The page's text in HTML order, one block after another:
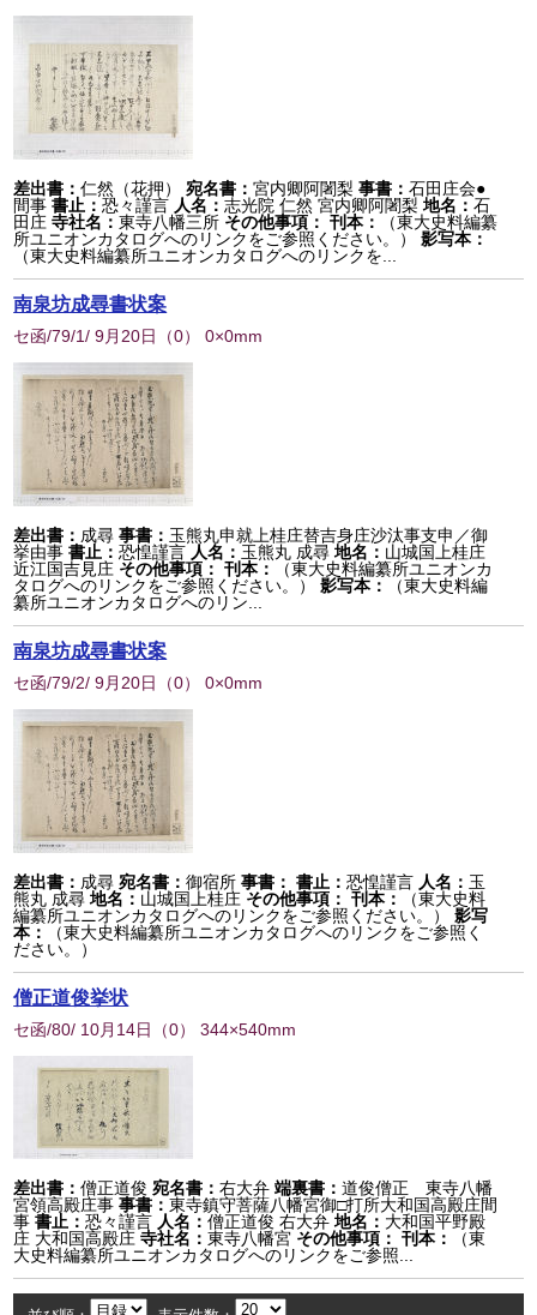
差出書：仁然（花押） 宛名書：宮内卿阿闍梨 事書：石田庄会●
間事書止：恐々謹言 人名：志光院 仁然 宮内卿阿闍梨 地名：石
田庄 寺社名：東寺八幡三所 その他事項： 刊本：
（東大史料編纂
所ユニオンカタログへのリンクをご参照ください。）
影写本：
（東大史料編纂所ユニオンカタログへのリンクを...
南泉坊成尋書状案
セ函/79/1/ 9月20日 （0） 0×0mm
差出書： 成尋 事書： 玉熊丸申就上桂庄替吉身庄沙汰事支申／御
挙由事書止：恐惶謹言 人名： 玉熊丸 成尋 地名： 山城国上桂庄
近江国吉見庄 その他事項： 刊本：
（東大史料編纂所ユニオンカ
タログへのリンクをご参照ください。）
影写本：
（東大史料編
纂所ユニオンカタログへのリン...
南泉坊成尋書状案
セ函/79/2/ 9月20日 （0） 0×0mm
差出書： 成尋 宛名書：御宿所 事書： 書止：恐惶謹言 人名： 玉
熊丸 成尋 地名： 山城国上桂庄 その他事項： 刊本：
（東大史料
編纂所ユニオンカタログへのリンクをご参照ください。）
影写
本：
（東大史料編纂所ユニオンカタログへのリンクをご参照く
ださい。）
僧正道俊挙状
セ函/80/ 10月14日 （0） 344×540mm
差出書：僧正道俊 宛名書：右大弁 端裏書：道俊僧正 東寺八幡
宮領高殿庄事 事書：東寺鎮守菩薩八幡宮御□打所大和国高殿庄間
事 書止：恐々謹言 人名：僧正道俊 右大弁 地名： 大和国平野殿
庄 大和国高殿庄 寺社名：東寺八幡宮 その他事項： 刊本：
（東
大史料編纂所ユニオンカタログへのリンクをご参照...